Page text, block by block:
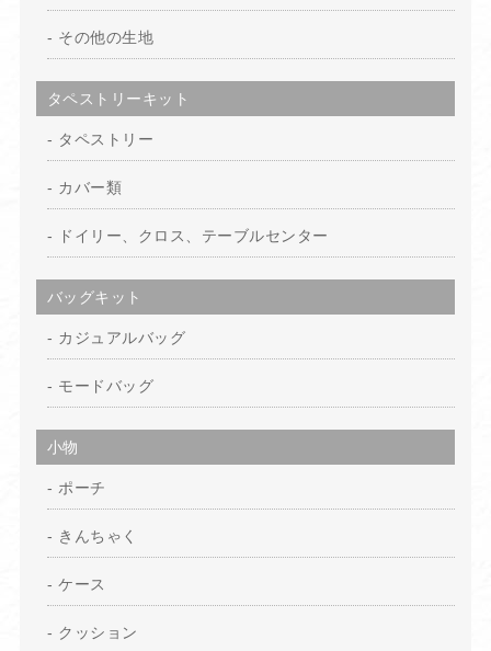
その他の生地
タペストリーキット
タペストリー
カバー類
ドイリー、クロス、テーブルセンター
バッグキット
カジュアルバッグ
モードバッグ
小物
ポーチ
きんちゃく
ケース
クッション